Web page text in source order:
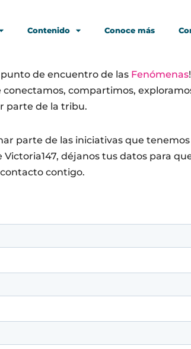
Contenido Conoce más
punto de encuentro de las Fenómenas!
conectamos, compartimos,
parte de la tribu.
parte de las iniciativas que tenemos
déjanos tus datos para
contigo.